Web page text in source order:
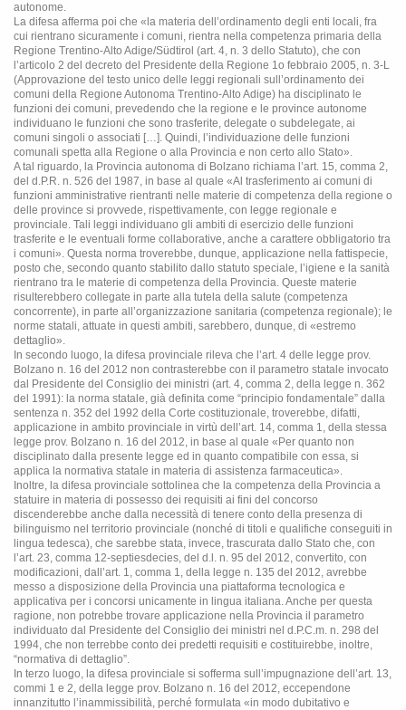
autonome.
La difesa afferma poi che «la materia dell’ordinamento degli enti locali, fra
cui rientrano sicuramente i comuni, rientra nella competenza primaria della
Regione Trentino-Alto Adige/Südtirol (art. 4, n. 3 dello Statuto), che con
l’articolo 2 del decreto del Presidente della Regione 1o febbraio 2005, n. 3-L
(Approvazione del testo unico delle leggi regionali sull’ordinamento dei
comuni della Regione Autonoma Trentino-Alto Adige) ha disciplinato le
funzioni dei comuni, prevedendo che la regione e le province autonome
individuano le funzioni che sono trasferite, delegate o subdelegate, ai
comuni singoli o associati […]. Quindi, l’individuazione delle funzioni
comunali spetta alla Regione o alla Provincia e non certo allo Stato».
A tal riguardo, la Provincia autonoma di Bolzano richiama l’art. 15, comma 2,
del d.P.R. n. 526 del 1987, in base al quale «Al trasferimento ai comuni di
funzioni amministrative rientranti nelle materie di competenza della regione o
delle province si provvede, rispettivamente, con legge regionale e
provinciale. Tali leggi individuano gli ambiti di esercizio delle funzioni
trasferite e le eventuali forme collaborative, anche a carattere obbligatorio tra
i comuni». Questa norma troverebbe, dunque, applicazione nella fattispecie,
posto che, secondo quanto stabilito dallo statuto speciale, l’igiene e la sanità
rientrano tra le materie di competenza della Provincia. Queste materie
risulterebbero collegate in parte alla tutela della salute (competenza
concorrente), in parte all’organizzazione sanitaria (competenza regionale); le
norme statali, attuate in questi ambiti, sarebbero, dunque, di «estremo
dettaglio».
In secondo luogo, la difesa provinciale rileva che l’art. 4 delle legge prov.
Bolzano n. 16 del 2012 non contrasterebbe con il parametro statale invocato
dal Presidente del Consiglio dei ministri (art. 4, comma 2, della legge n. 362
del 1991): la norma statale, già definita come “principio fondamentale” dalla
sentenza n. 352 del 1992 della Corte costituzionale, troverebbe, difatti,
applicazione in ambito provinciale in virtù dell’art. 14, comma 1, della stessa
legge prov. Bolzano n. 16 del 2012, in base al quale «Per quanto non
disciplinato dalla presente legge ed in quanto compatibile con essa, si
applica la normativa statale in materia di assistenza farmaceutica».
Inoltre, la difesa provinciale sottolinea che la competenza della Provincia a
statuire in materia di possesso dei requisiti ai fini del concorso
discenderebbe anche dalla necessità di tenere conto della presenza di
bilinguismo nel territorio provinciale (nonché di titoli e qualifiche conseguiti in
lingua tedesca), che sarebbe stata, invece, trascurata dallo Stato che, con
l’art. 23, comma 12-septiesdecies, del d.l. n. 95 del 2012, convertito, con
modificazioni, dall’art. 1, comma 1, della legge n. 135 del 2012, avrebbe
messo a disposizione della Provincia una piattaforma tecnologica e
applicativa per i concorsi unicamente in lingua italiana. Anche per questa
ragione, non potrebbe trovare applicazione nella Provincia il parametro
individuato dal Presidente del Consiglio dei ministri nel d.P.C.m. n. 298 del
1994, che non terrebbe conto dei predetti requisiti e costituirebbe, inoltre,
“normativa di dettaglio”.
In terzo luogo, la difesa provinciale si sofferma sull’impugnazione dell’art. 13,
commi 1 e 2, della legge prov. Bolzano n. 16 del 2012, eccependone
innanzitutto l’inammissibilità, perché formulata «in modo dubitativo e